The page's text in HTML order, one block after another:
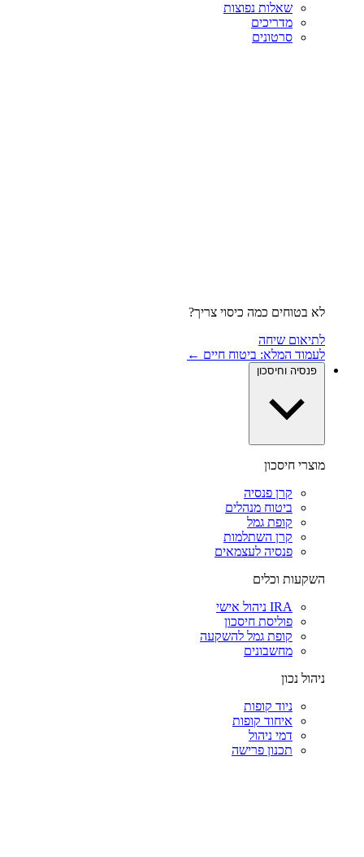
שאלות נפוצות
מדריכים
סרטונים
לא בטוחים כמה כיסוי צריך?
לתיאום שיחה
לעמוד המלא: ביטוח חיים ←
פנסיה וחיסכון
מוצרי חיסכון
קרן פנסיה
ביטוח מנהלים
קופת גמל
קרן השתלמות
פנסיה לעצמאים
השקעות וכלים
IRA ניהול אישי
פוליסת חיסכון
קופת גמל להשקעה
מחשבונים
ניהול נכון
ניוד קופות
איחוד קופות
דמי ניהול
תכנון פרישה